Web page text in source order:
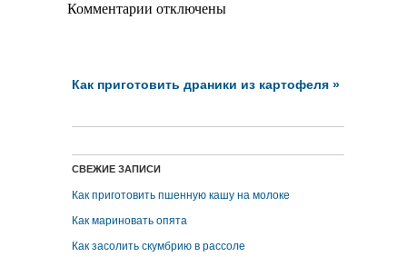
Комментарии отключены
Как приготовить драники из картофеля »
СВЕЖИЕ ЗАПИСИ
Как приготовить пшенную кашу на молоке
Как мариновать опята
Как засолить скумбрию в рассоле